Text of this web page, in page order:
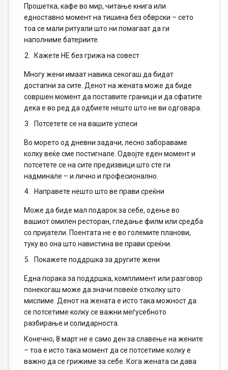
Прошетка, кафе во мир, читање книга или
едноставно момент на тишина без обврски – сето
тоа се мали ритуали што ни помагаат да ги
наполниме батериите.
Кажете НЕ без грижа на совест
Многу жени имаат навика секогаш да бидат
достапни за сите. Денот на жената може да биде
совршен момент да поставите граници и да сфатите
дека е во ред да одбиете нешто што не ви одговара.
Потсетете се на вашите успеси
Во морето од дневни задачи, лесно забораваме
колку веќе сме постигнале. Одвојте еден момент и
потсетете се на сите предизвици што сте ги
надминале – и лично и професионално.
Направете нешто што ве прави среќни
Може да биде мал подарок за себе, одење во
вашиот омилен ресторан, гледање филм или средба
со пријатели. Поентата не е во големите планови,
туку во она што навистина ве прави среќни.
Покажете поддршка за другите жени
Една порака за поддршка, комплимент или разговор
понекогаш може да значи повеќе отколку што
мислиме. Денот на жената е исто така можност да
се потсетиме колку се важни меѓусебното
разбирање и солидарноста.
Конечно, 8 март не е само ден за славење на жените
– тоа е исто така момент да се потсетиме колку е
важно да се грижиме за себе. Кога жената си дава